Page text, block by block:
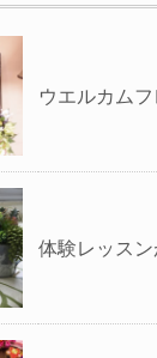
ウエルカム
体験レッスン